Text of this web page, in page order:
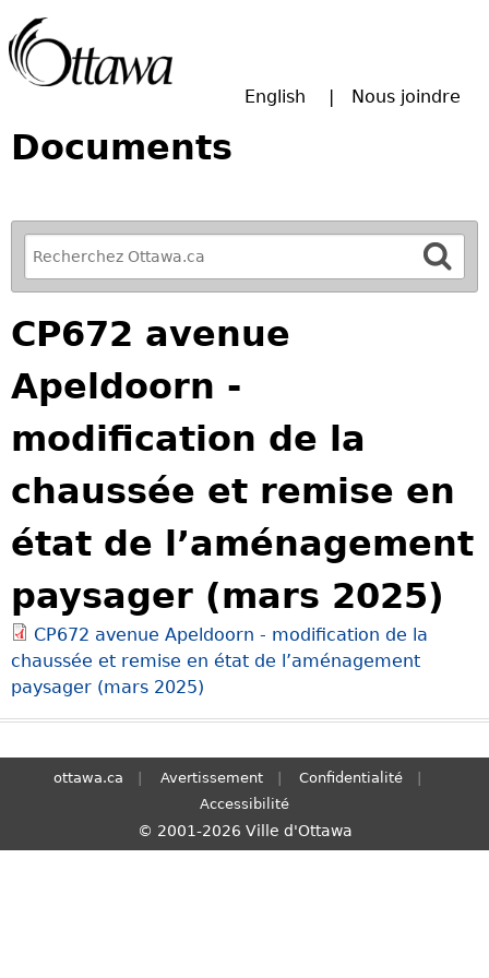
English Nous joindre
Documents
R
e
f
i
n
e
y
o
u
r
S
e
a
r
c
h
CP672 avenue
Apeldoorn -
modification de la
chaussée et remise en
état de l’aménagement
paysager (mars 2025)
CP672 avenue Apeldoorn - modification de la
chaussée et remise en état de l’aménagement
paysager (mars 2025)
ottawa.ca Avertissement
Confidentialité
Accessibilité
© 2001-2026 Ville d'Ottawa